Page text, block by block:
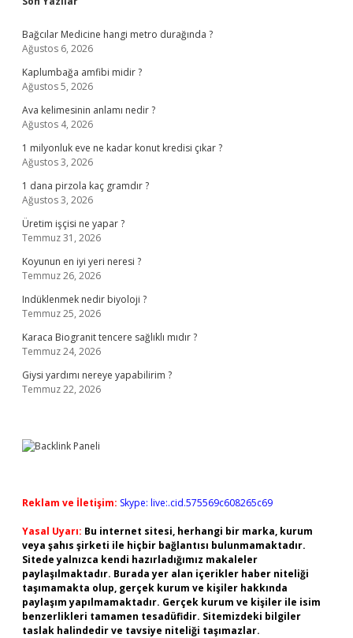
Sidebar
Bağcılar Medicine hangi metro durağında ?
Ağustos 6, 2026
Kaplumbağa amfibi midir ?
Ağustos 5, 2026
Ava kelimesinin anlamı nedir ?
Ağustos 4, 2026
1 milyonluk eve ne kadar konut kredisi çıkar ?
Ağustos 3, 2026
1 dana pirzola kaç gramdır ?
Ağustos 3, 2026
Üretim işçisi ne yapar ?
Temmuz 31, 2026
Koyunun en iyi yeri neresi ?
Temmuz 26, 2026
Indüklenmek nedir biyoloji ?
Temmuz 25, 2026
Karaca Biogranit tencere sağlıklı mıdır ?
Temmuz 24, 2026
Giysi yardımı nereye yapabilirim ?
Temmuz 22, 2026
Reklam ve İletişim: Skype: live:.cid.575569c608265c69
Yasal Uyarı: Bu internet sitesi, herhangi bir marka, kurum
veya şahıs şirketi ile hiçbir bağlantısı bulunmamaktadır.
Sitede yalnızca kendi hazırladığımız makaleler
paylaşılmaktadır. Burada yer alan içerikler haber niteliği
taşımamakta olup, gerçek kurum ve kişiler hakkında
paylaşım yapılmamaktadır. Gerçek kurum ve kişiler ile isim
benzerlikleri tamamen tesadüfidir. Sitemizdeki bilgiler
taslak halindedir ve tavsiye niteliği taşımazlar.